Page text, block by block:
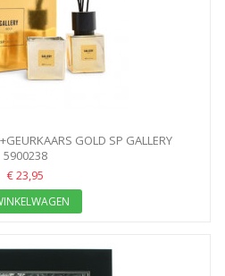
GOLD SP GALLERY
5900238
€ 23,95